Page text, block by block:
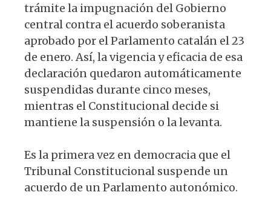
trámite la impugnación del Gobierno
central contra el acuerdo soberanista
aprobado por el Parlamento catalán el 23
de enero. Así, la vigencia y eficacia de esa
declaración quedaron automáticamente
suspendidas durante cinco meses,
mientras el Constitucional decide si
mantiene la suspensión o la levanta.
Es la primera vez en democracia que el
Tribunal Constitucional suspende un
acuerdo de un Parlamento autonómico.